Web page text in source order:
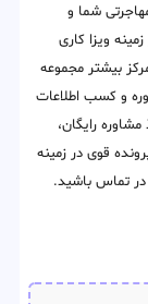
شما و
ویزا کاری
بیشتر مجموعه
و کسب اطلاعات
رایگان،
قوی در زمینه
در تماس باشید.